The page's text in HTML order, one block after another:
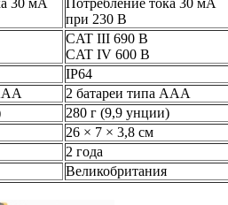
при 230 В
CAT III 690 В
CAT IV 600 В
IP64
2 батареи типа AAA
280 г (9,9 унции)
26 × 7 × 3,8 см
2 года
Великобритания